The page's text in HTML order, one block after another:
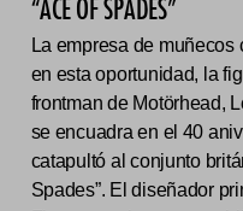
“ACE OF SPADES”
La empresa de
en esta oportunidad, la
frontman de Motörhead,
se encuadra en el 40
catapultó al conjunto
Spades”. El diseñador